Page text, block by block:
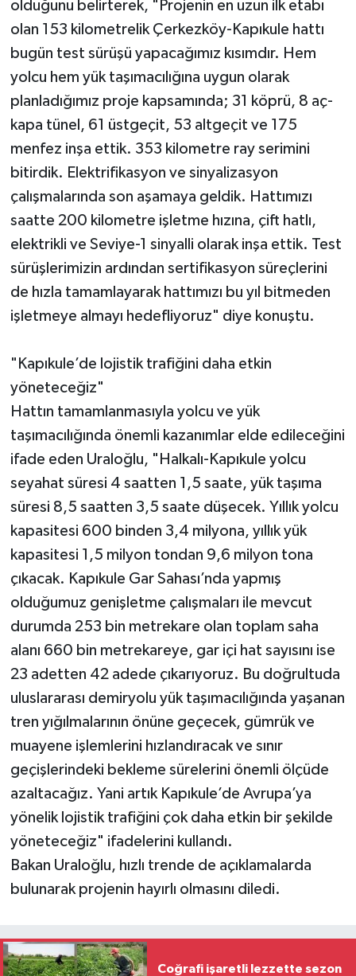
olduğunu belirterek, "Projenin en uzun ilk etabı
olan 153 kilometrelik Çerkezköy-Kapıkule hattı
bugün test sürüşü yapacağımız kısımdır. Hem
yolcu hem yük taşımacılığına uygun olarak
planladığımız proje kapsamında; 31 köprü, 8 aç-
kapa tünel, 61 üstgeçit, 53 altgeçit ve 175
menfez inşa ettik. 353 kilometre ray serimini
bitirdik. Elektrifikasyon ve sinyalizasyon
çalışmalarında son aşamaya geldik. Hattımızı
saatte 200 kilometre işletme hızına, çift hatlı,
elektrikli ve Seviye-1 sinyalli olarak inşa ettik. Test
sürüşlerimizin ardından sertifikasyon süreçlerini
de hızla tamamlayarak hattımızı bu yıl bitmeden
işletmeye almayı hedefliyoruz" diye konuştu.
"Kapıkule’de lojistik trafiğini daha etkin
yöneteceğiz"
Hattın tamamlanmasıyla yolcu ve yük
taşımacılığında önemli kazanımlar elde edileceğini
ifade eden Uraloğlu, "Halkalı-Kapıkule yolcu
seyahat süresi 4 saatten 1,5 saate, yük taşıma
süresi 8,5 saatten 3,5 saate düşecek. Yıllık yolcu
kapasitesi 600 binden 3,4 milyona, yıllık yük
kapasitesi 1,5 milyon tondan 9,6 milyon tona
çıkacak. Kapıkule Gar Sahası’nda yapmış
olduğumuz genişletme çalışmaları ile mevcut
durumda 253 bin metrekare olan toplam saha
alanı 660 bin metrekareye, gar içi hat sayısını ise
23 adetten 42 adede çıkarıyoruz. Bu doğrultuda
uluslararası demiryolu yük taşımacılığında yaşanan
tren yığılmalarının önüne geçecek, gümrük ve
muayene işlemlerini hızlandıracak ve sınır
geçişlerindeki bekleme sürelerini önemli ölçüde
azaltacağız. Yani artık Kapıkule’de Avrupa’ya
yönelik lojistik trafiğini çok daha etkin bir şekilde
yöneteceğiz" ifadelerini kullandı.
Bakan Uraloğlu, hızlı trende de açıklamalarda
bulunarak projenin hayırlı olmasını diledi.
Coğrafi işaretli lezzette sezon